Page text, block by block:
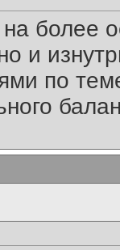
на более
и
по